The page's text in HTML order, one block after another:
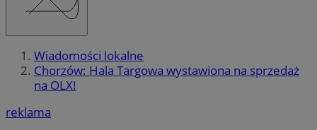
Wiadomości lokalne
Chorzów: Hala Targowa wystawiona na sprzedaż
na OLX!
reklama